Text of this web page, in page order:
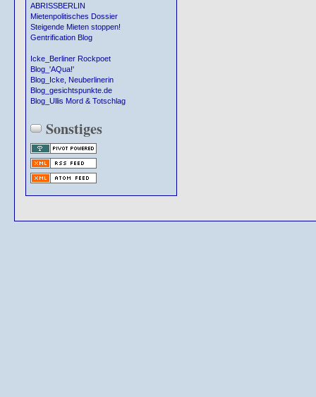
ABRISSBERLIN
Mietenpolitisches Dossier
Steigende Mieten stoppen!
Gentrification Blog
Icke_Berliner Rockpoet
Blog_'AQua!'
Blog_Icke, Neuberlinerin
Blog_gesichtspunkte.de
Blog_Ullis Mord & Totschlag
Sonstiges